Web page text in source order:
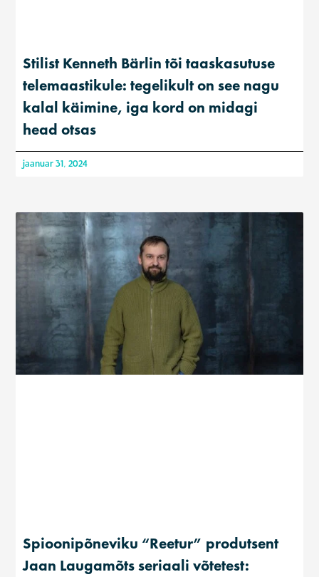
Stilist Kenneth Bärlin tõi taaskasutuse
telemaastikule: tegelikult on see nagu
kalal käimine, iga kord on midagi
head otsas
jaanuar 31, 2024
Spioonipõneviku “Reetur” produtsent
Jaan Laugamõts seriaali võtetest: